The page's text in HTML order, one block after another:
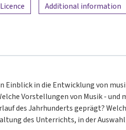
Licence
Additional information
Einblick in die Entwicklung von
Vorstellungen von Musik - und
des Jahrhunderts geprägt?
des Unterrichts, in der